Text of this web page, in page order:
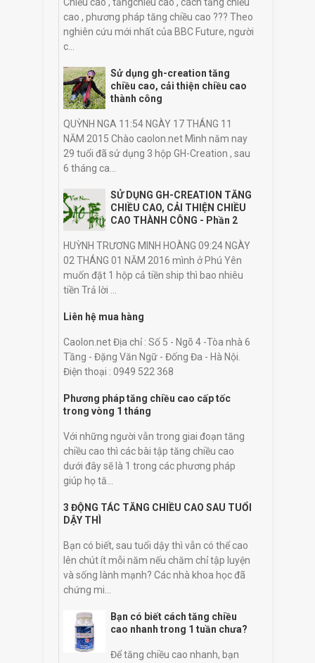
Chiều cao , tăngchiều cao , cách tăng chiều
cao , phương pháp tăng chiều cao ??? Theo
nghiên cứu mới nhất của BBC Future, người
c...
Sử dụng gh-creation tăng
chiều cao, cải thiện chiều cao
thành công
QUỲNH NGA 11:54 NGÀY 17 THÁNG 11
NĂM 2015 Chào caolon.net Mình năm nay
29 tuổi đã sử dụng 3 hộp GH-Creation , sau
6 tháng ca...
SỬ DỤNG GH-CREATION TĂNG
CHIỀU CAO, CẢI THIỆN CHIỀU
CAO THÀNH CÔNG - Phần 2
HUỲNH TRƯƠNG MINH HOÀNG 09:24 NGÀY
02 THÁNG 01 NĂM 2016 mình ở Phú Yên
muốn đặt 1 hộp cả tiền ship thì bao nhiêu
tiền Trả lời ...
Liên hệ mua hàng
Caolon.net Địa chỉ : Số 5 - Ngõ 4 -Tòa nhà 6
Tầng - Đặng Văn Ngữ - Đống Đa - Hà Nội.
Điện thoại : 0949 522 368
Phương pháp tăng chiều cao cấp tốc
trong vòng 1 tháng
Với những người vẫn trong giai đoạn tăng
chiều cao thì các bài tập tăng chiều cao
dưới đây sẽ là 1 trong các phương pháp
giúp họ tă...
3 ĐỘNG TÁC TĂNG CHIỀU CAO SAU TUỔI
DẬY THÌ
Bạn có biết, sau tuổi dậy thì vẫn có thể cao
lên chút ít mỗi năm nếu chăm chỉ tập luyện
và sống lành mạnh? Các nhà khoa học đã
chứng mi...
Bạn có biết cách tăng chiều
cao nhanh trong 1 tuần chưa?
Để tăng chiều cao nhanh, bạn